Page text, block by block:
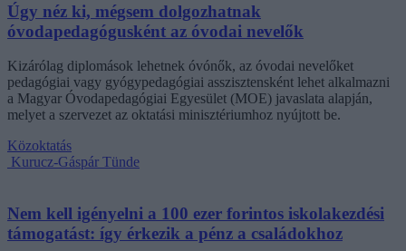
Úgy néz ki, mégsem dolgozhatnak
óvodapedagógusként az óvodai nevelők
Kizárólag diplomások lehetnek óvónők, az óvodai nevelőket
pedagógiai vagy gyógypedagógiai asszisztensként lehet alkalmazni
a Magyar Óvodapedagógiai Egyesület (MOE) javaslata alapján,
melyet a szervezet az oktatási minisztériumhoz nyújtott be.
Közoktatás
Kurucz-Gáspár Tünde
Nem kell igényelni a 100 ezer forintos iskolakezdési
támogatást: így érkezik a pénz a családokhoz